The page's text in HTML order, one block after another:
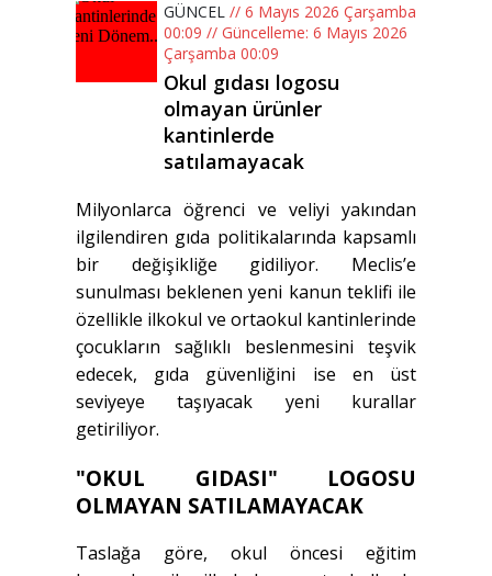
GÜNCEL // 6 Mayıs 2026 Çarşamba
00:09 // Güncelleme: 6 Mayıs 2026
Çarşamba 00:09
Okul gıdası logosu
olmayan ürünler
kantinlerde
satılamayacak
Milyonlarca öğrenci ve veliyi yakından
ilgilendiren gıda politikalarında kapsamlı
bir değişikliğe gidiliyor. Meclis’e
sunulması beklenen yeni kanun teklifi ile
özellikle ilkokul ve ortaokul kantinlerinde
çocukların sağlıklı beslenmesini teşvik
edecek, gıda güvenliğini ise en üst
seviyeye taşıyacak yeni kurallar
getiriliyor.
"OKUL GIDASI" LOGOSU
OLMAYAN SATILAMAYACAK
Taslağa göre, okul öncesi eğitim